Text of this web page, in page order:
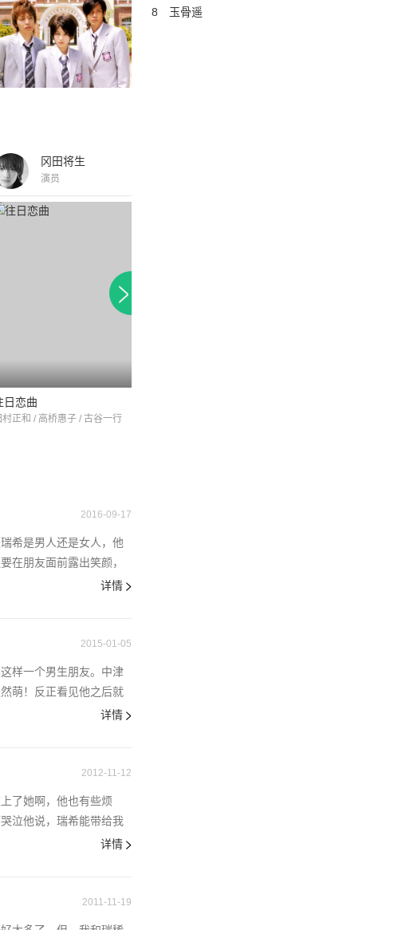
8 玉骨遥
冈田将生
演员
日恋曲
村正和 / 高桥惠子 / 古谷一行
2016-09-17
希是男人还是女人，他
在朋友面前露出笑颜，
详情
2015-01-05
样一个男生朋友。中津
萌！反正看见他之后就
详情
2012-11-12
了她啊，他也有些烦
泣他说，瑞希能带给我
详情
2011-11-19